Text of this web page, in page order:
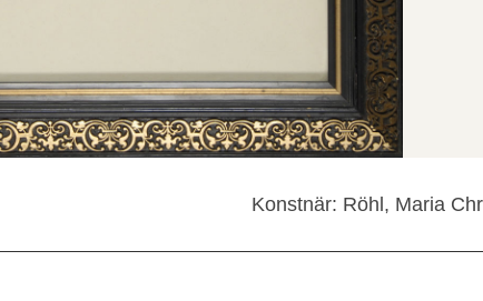
Konstnär: Röhl, Maria